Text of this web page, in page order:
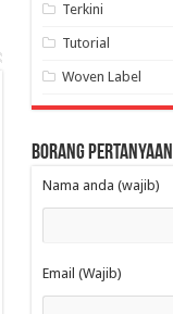
Terkini
Tutorial
Woven Label
Borang Pertanyaan
Nama anda (wajib)
Email (Wajib)